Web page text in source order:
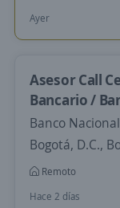
Ayer
Asesor Call
Bancario /
Banco Nacional
Bogotá, D.C.,
Remoto
Hace 2 días